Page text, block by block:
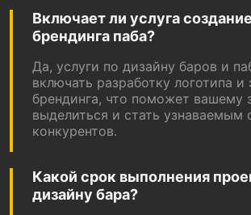
Включает ли услуга
брендинга паба?
Да, услуги по дизайну баров и
включать разработку логотипа и
брендинга, что поможет вашему
выделиться и стать узнаваемым
конкурентов.
Какой срок выполнения
дизайну бара?